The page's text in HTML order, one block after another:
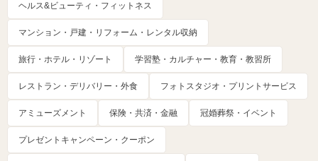
ヘルス&ビューティ・フィットネス
マンション・戸建・リフォーム・レンタル収納
旅行・ホテル・リゾート 学習塾・カルチャー・教育・教習所
レストラン・デリバリー・外食 フォトスタジオ・プリントサービス
アミューズメント 保険・共済・金融 冠婚葬祭・イベント
プレゼントキャンペーン・クーポン